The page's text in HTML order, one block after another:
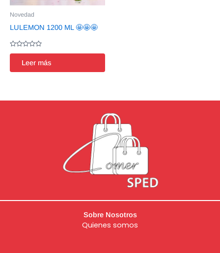
Novedad
LULEMON 1200 ML 🤩🤩🤩
Valorado
de
Leer más
Sobre Nosotros
Quienes somos